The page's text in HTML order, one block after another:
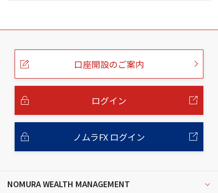
こ
口座開設のご案内
ログイン
ノムラFX ログイン
NOMURA WEALTH MANAGEMENT